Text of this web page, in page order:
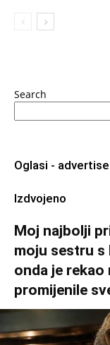
Search
Oglasi -
Izdvojeno
Moj najbolji
moju sestru s
onda je
promijenile